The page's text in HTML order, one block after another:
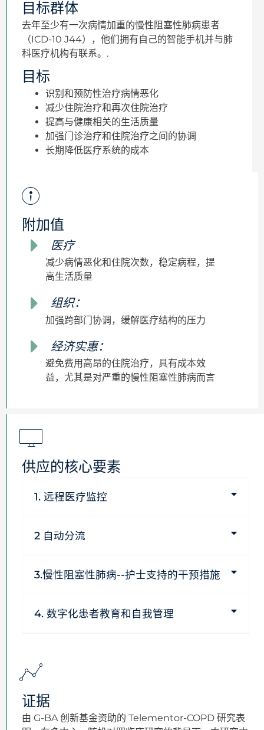
目标群体
去年至少有一次病情加重的慢性阻塞性肺病患者
（ICD-10 J44），他们拥有自己的智能手机并与肺
科医疗机构有联系。.
目标
识别和预防性治疗病情恶化
减少住院治疗和再次住院治疗
提高与健康相关的生活质量
加强门诊治疗和住院治疗之间的协调
长期降低医疗系统的成本
附加值
医疗
减少病情恶化和住院次数，稳定病程，提
高生活质量
组织：
加强跨部门协调，缓解医疗结构的压力
经济实惠：
避免费用高昂的住院治疗，具有成本效
益，尤其是对严重的慢性阻塞性肺病而言
供应的核心要素
1. 远程医疗监控
2 自动分流
3.慢性阻塞性肺病--护士支持的干预措施
4. 数字化患者教育和自我管理
证据
由 G-BA 创新基金资助的 Telementor-COPD 研究表